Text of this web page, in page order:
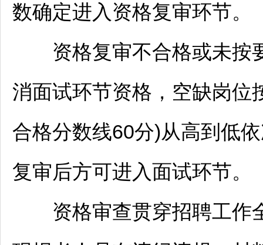
数确定进入资格复审环节。
资格复审不合格或未按
消面试环节资格，空缺岗位
合格分数线60分)从高到低
复审后方可进入面试环节。
资格审查贯穿招聘工作